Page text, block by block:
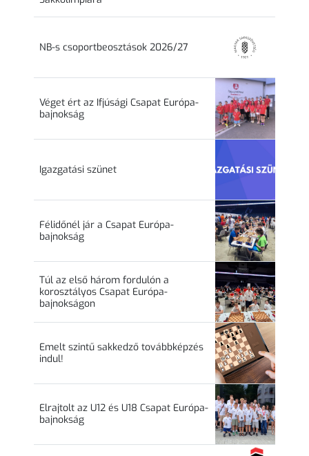
NB-s csoportbeosztások 2026/27
Véget ért az Ifjúsági Csapat Európa-
bajnokság
Igazgatási szünet
Félidőnél jár a Csapat Európa-
bajnokság
Túl az első három fordulón a
korosztályos Csapat Európa-
bajnokságon
Emelt szintű sakkedző továbbképzés
indul!
Elrajtolt az U12 és U18 Csapat Európa-
bajnokság